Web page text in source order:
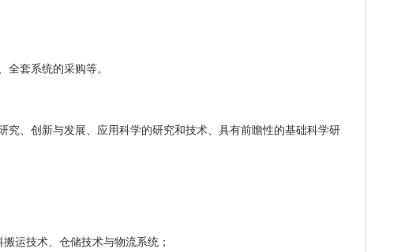
全套系统的采购等。
究、创新与发展、应用科学的研究和技术、具有前瞻性的基础科学研
搬运技术、仓储技术与物流系统；